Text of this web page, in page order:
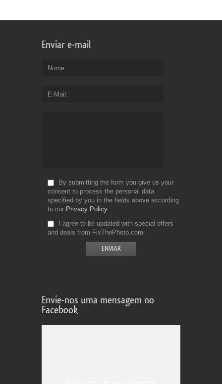
Enviar e-mail
Nome
E-Mail
By submitting the form you give us your
consent to process the personal data
specified by you in the fields above according
to our Privacy Policy
I agree to be updated with special offers
and deals from FixThePhoto.com
Envie-nos uma mensagem no
Facebook